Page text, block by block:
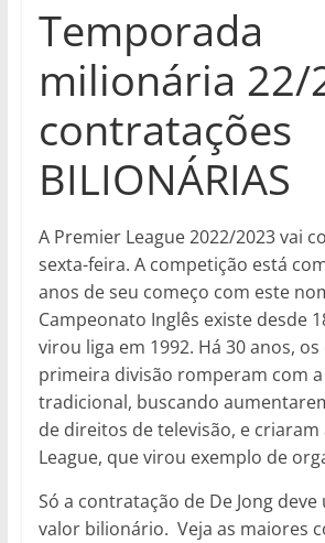
Temporada
milionária 22/
contratações
BILIONÁRIAS
A Premier League 2022/2023 vai
sexta-feira. A competição está
anos de seu começo com este
Campeonato Inglês existe desde
virou liga em 1992. Há 30 anos,
primeira divisão romperam com
tradicional, buscando
de direitos de televisão, e criaram
League, que virou exemplo de
Só a contratação de De Jong
valor bilionário. Veja as maiores